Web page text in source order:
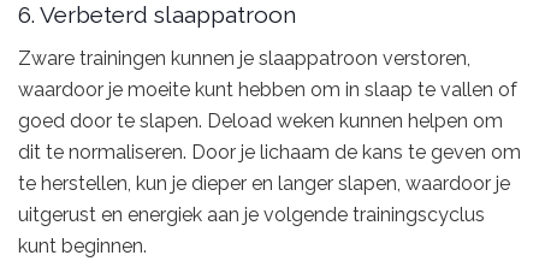
6. Verbeterd slaappatroon
Zware trainingen kunnen je slaappatroon verstoren,
waardoor je moeite kunt hebben om in slaap te vallen of
goed door te slapen. Deload weken kunnen helpen om
dit te normaliseren. Door je lichaam de kans te geven om
te herstellen, kun je dieper en langer slapen, waardoor je
uitgerust en energiek aan je volgende trainingscyclus
kunt beginnen.